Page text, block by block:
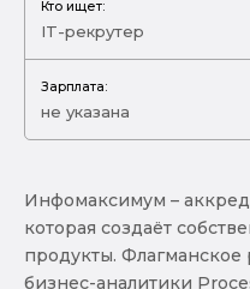
Кто ищет:
IT-рекрутер
Зарплата:
не указана
Инфомаксимум –
которая создаёт
продукты.
бизнес-аналитики